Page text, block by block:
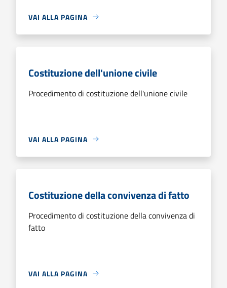
VAI ALLA PAGINA
Costituzione dell'unione civile
Procedimento di costituzione dell'unione civile
VAI ALLA PAGINA
Costituzione della convivenza di fatto
Procedimento di costituzione della convivenza di
fatto
VAI ALLA PAGINA